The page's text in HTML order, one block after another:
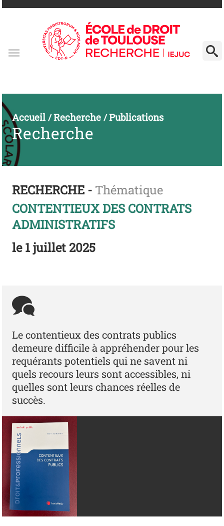
Accueil/Recherche/Publications
Recherche
RECHERCHE - Thématique
CONTENTIEUX DES CONTRATS
ADMINISTRATIFS
le1 juillet 2025
Le contentieux des contrats publics
demeure difficile à appréhender pour les
requérants potentiels qui ne savent ni
quels recours leurs sont accessibles, ni
quelles sont leurs chances réelles de
succès.